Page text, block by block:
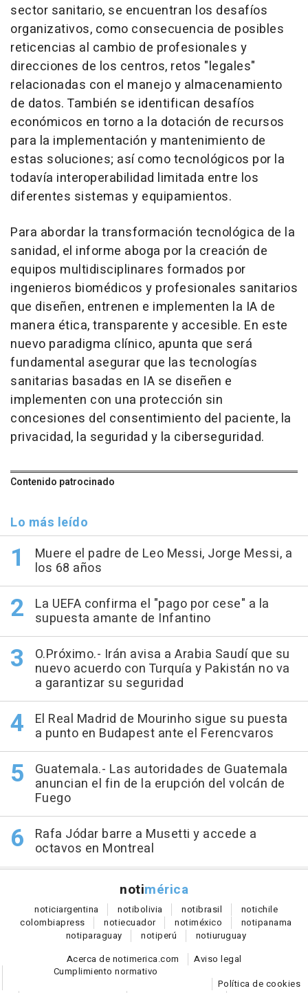
sector sanitario, se encuentran los desafíos
organizativos, como consecuencia de posibles
reticencias al cambio de profesionales y
direcciones de los centros, retos "legales"
relacionadas con el manejo y almacenamiento
de datos. También se identifican desafíos
económicos en torno a la dotación de recursos
para la implementación y mantenimiento de
estas soluciones; así como tecnológicos por la
todavía interoperabilidad limitada entre los
diferentes sistemas y equipamientos.
Para abordar la transformación tecnológica de la
sanidad, el informe aboga por la creación de
equipos multidisciplinares formados por
ingenieros biomédicos y profesionales sanitarios
que diseñen, entrenen e implementen la IA de
manera ética, transparente y accesible. En este
nuevo paradigma clínico, apunta que será
fundamental asegurar que las tecnologías
sanitarias basadas en IA se diseñen e
implementen con una protección sin
concesiones del consentimiento del paciente, la
privacidad, la seguridad y la ciberseguridad.
Contenido patrocinado
Lo más leído
Muere el padre de Leo Messi, Jorge Messi, a
los 68 años
La UEFA confirma el "pago por cese" a la
supuesta amante de Infantino
O.Próximo.- Irán avisa a Arabia Saudí que su
nuevo acuerdo con Turquía y Pakistán no va
a garantizar su seguridad
El Real Madrid de Mourinho sigue su puesta
a punto en Budapest ante el Ferencvaros
Guatemala.- Las autoridades de Guatemala
anuncian el fin de la erupción del volcán de
Fuego
Rafa Jódar barre a Musetti y accede a
octavos en Montreal
notimérica
noticiargentina notibolivia notibrasil notichile
colombiapress notiecuador notiméxico notipanama
notiparaguay notiperú notiuruguay
Acerca de notimerica.com
Aviso legal
Cumplimiento normativo
Política de cookies